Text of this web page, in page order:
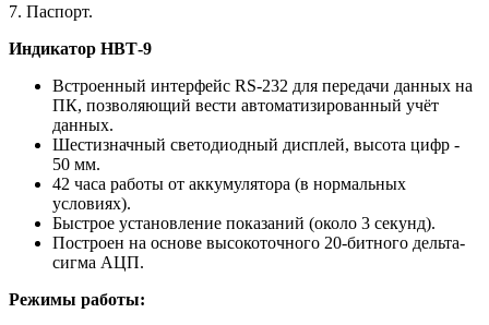
7. Паспорт.
Индикатор НВТ-9
Встроенный интерфейс RS-232 для передачи данных на
ПК, позволяющий вести автоматизированный учёт
данных.
Шестизначный светодиодный дисплей, высота цифр -
50 мм.
42 часа работы от аккумулятора (в нормальных
условиях).
Быстрое установление показаний (около 3 секунд).
Построен на основе высокоточного 20-битного дельта-
сигма АЦП.
Режимы работы: